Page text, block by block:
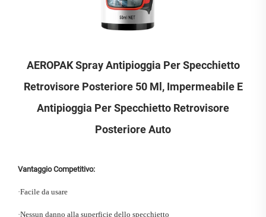
AEROPAK Spray Antipioggia Per Specchietto
Retrovisore Posteriore 50 Ml, Impermeabile E
Antipioggia Per Specchietto Retrovisore
Posteriore Auto
Vantaggio Competitivo:
·Facile da usare
·Nessun danno alla superficie dello specchietto